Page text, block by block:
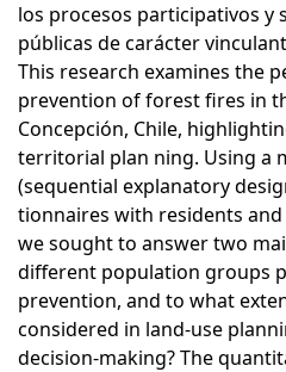
los procesos participativos y
públicas de carácter
This research examines the
prevention of forest fires in
Concepción, Chile,
territorial plan ning. Using a
(sequential explanatory
tionnaires with residents
we sought to answer two
different population groups
prevention, and to what
considered in land-use
decision-making? The